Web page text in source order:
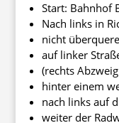
Start: Bahnhof
Nach links in
nicht
auf linker
(rechts
hinter einem
nach links auf
weiter der